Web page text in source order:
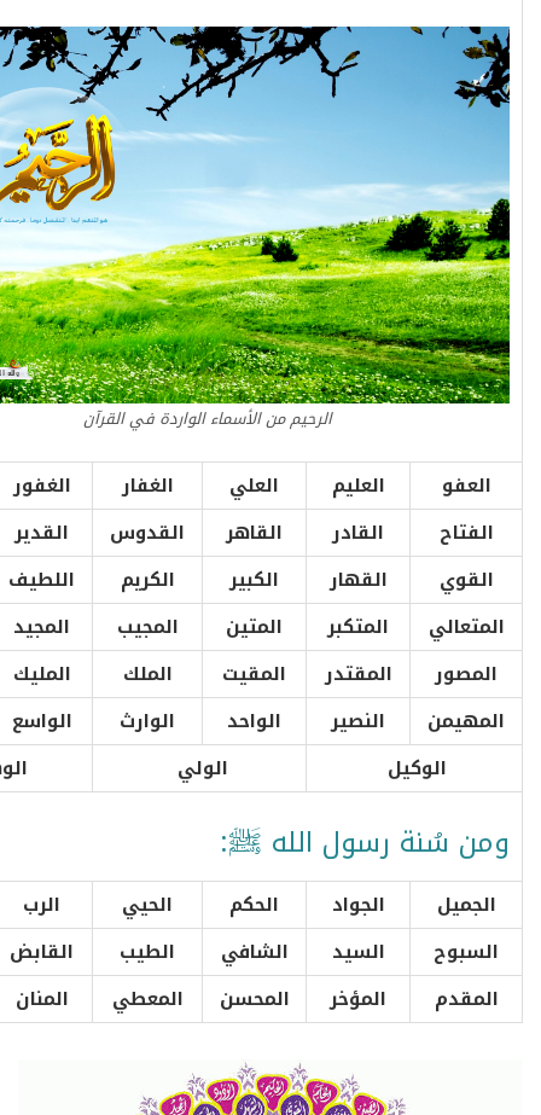
الرحيم من الأسماء الواردة في القرآن
العفو العليم العلي الغفار
الغفور
الفتاح
القادر القاهر القدوس
القدير
القوي
القهار الكبير الكريم
اللطيف
المتعالي
المتكبر المتين المجيب
المجيد
المصور
المقتدر المقيت الملك
المليك
المهيمن
النصير الواحد الوارث
الواسع
الوكيل
الولي
ومن سُنة رسول الله ﷺ:
الجميل الجواد الحكم الحيي
الرب
السبوح
السيد الشافي الطيب
القابض
المقدم
المؤخر المحسن المعطي المنان